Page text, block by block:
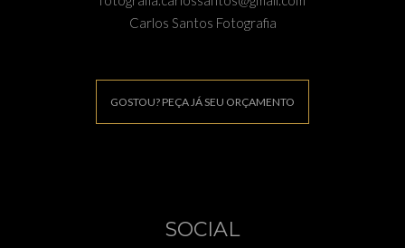
Carlos Santos Fotografia
GOSTOU? PEÇA JÁ SEU ORÇAMENTO
SOCIAL